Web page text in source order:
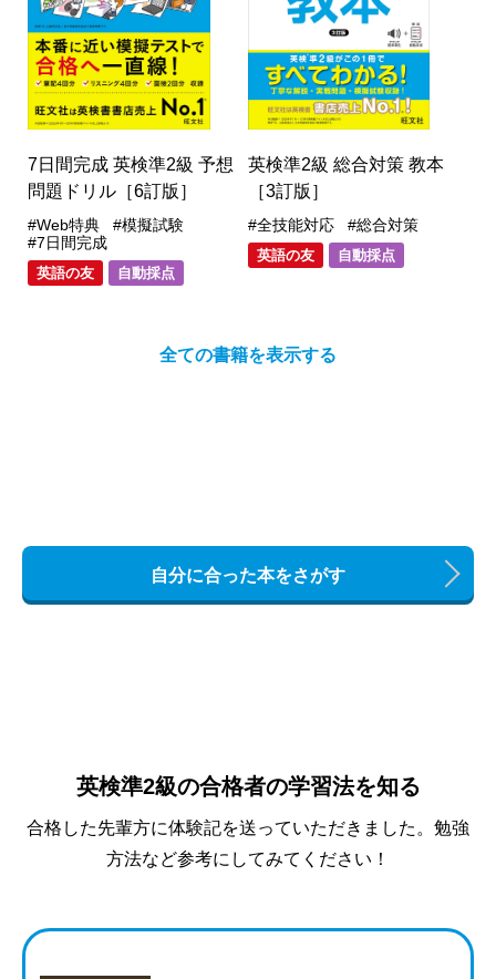
7日間完成 英検準2級 予想
問題ドリル［6訂版］
#Web特典
#模擬試験
#7日間完成
英語の友 自動採点
英検準2級 総合対策 教本
［3訂版］
#全技能対応 #総合対策
英語の友 自動採点
全ての書籍を表示する
自分に合った本をさがす
英検準2級の合格者の学習法を知る
合格した先輩方に体験記を送っていただきました。勉強
方法など参考にしてみてください！